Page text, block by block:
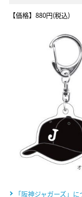
【価格】880円(税込)
「阪神ジャガーズ」